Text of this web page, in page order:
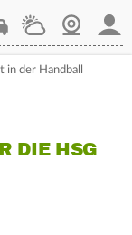
WetterWebcam
der Handball
DIE HSG